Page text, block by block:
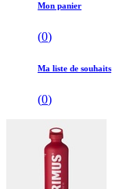
Mon panier
(0)
Ma liste de souhaits
(0)